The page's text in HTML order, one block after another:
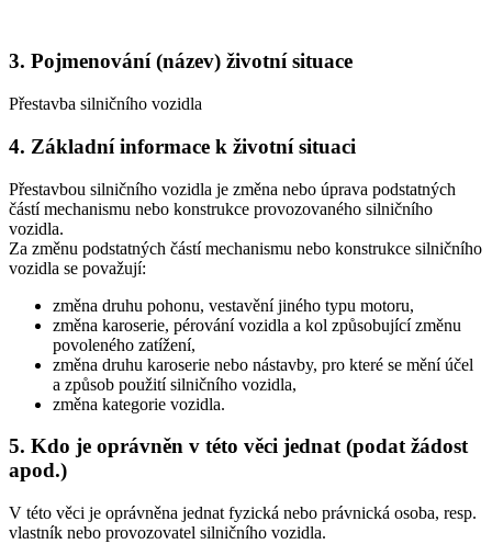
3. Pojmenování (název) životní situace
Přestavba silničního vozidla
4. Základní informace k životní situaci
Přestavbou silničního vozidla je změna nebo úprava podstatných
částí mechanismu nebo konstrukce provozovaného silničního
vozidla.
Za změnu podstatných částí mechanismu nebo konstrukce silničního
vozidla se považují:
změna druhu pohonu, vestavění jiného typu motoru,
změna karoserie, pérování vozidla a kol způsobující změnu
povoleného zatížení,
změna druhu karoserie nebo nástavby, pro které se mění účel
a způsob použití silničního vozidla,
změna kategorie vozidla.
5. Kdo je oprávněn v této věci jednat (podat žádost
apod.)
V této věci je oprávněna jednat fyzická nebo právnická osoba, resp.
vlastník nebo provozovatel silničního vozidla.